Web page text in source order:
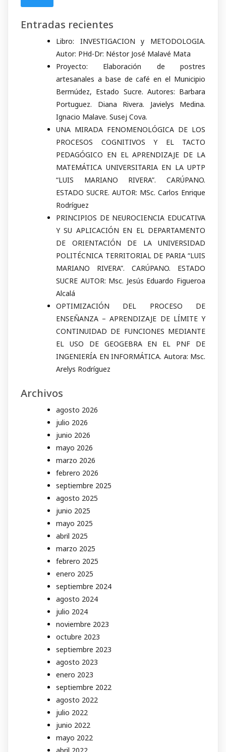
Entradas recientes
Libro: INVESTIGACION y METODOLOGIA.
Autor: PHd-Dr: Néstor José Malavé Mata
Proyecto: Elaboración de postres
artesanales a base de café en el Municipio
Bermúdez, Estado Sucre. Autores: Barbara
Portuguez. Diana Rivera. Javielys Medina.
Ignacio Malave. Susej Cova.
UNA MIRADA FENOMENOLÓGICA DE LOS
PROCESOS COGNITIVOS Y EL TACTO
PEDAGÓGICO EN EL APRENDIZAJE DE LA
MATEMÁTICA UNIVERSITARIA EN LA UPTP
“LUIS MARIANO RIVERA”. CARÚPANO.
ESTADO SUCRE. AUTOR: MSc. Carlos Enrique
Rodríguez
PRINCIPIOS DE NEUROCIENCIA EDUCATIVA
Y SU APLICACIÓN EN EL DEPARTAMENTO
DE ORIENTACIÓN DE LA UNIVERSIDAD
POLITÉCNICA TERRITORIAL DE PARIA “LUIS
MARIANO RIVERA”. CARÚPANO. ESTADO
SUCRE AUTOR: Msc. Jesús Eduardo Figueroa
Alcalá
OPTIMIZACIÓN DEL PROCESO DE
ENSEÑANZA – APRENDIZAJE DE LÍMITE Y
CONTINUIDAD DE FUNCIONES MEDIANTE
EL USO DE GEOGEBRA EN EL PNF DE
INGENIERÍA EN INFORMÁTICA. Autora: Msc.
Arelys Rodríguez
Archivos
agosto 2026
julio 2026
junio 2026
mayo 2026
marzo 2026
febrero 2026
septiembre 2025
agosto 2025
junio 2025
mayo 2025
abril 2025
marzo 2025
febrero 2025
enero 2025
septiembre 2024
agosto 2024
julio 2024
noviembre 2023
octubre 2023
septiembre 2023
agosto 2023
enero 2023
septiembre 2022
agosto 2022
julio 2022
junio 2022
mayo 2022